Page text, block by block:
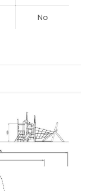
No